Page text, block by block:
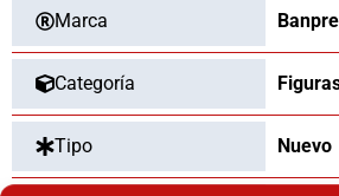
Marca
Categoría
Tipo Nuevo